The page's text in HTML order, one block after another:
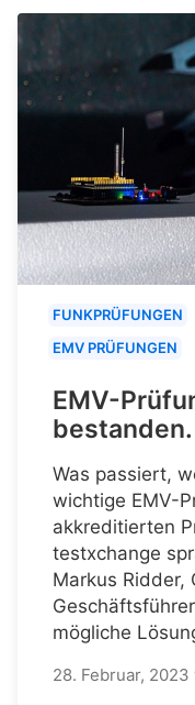
FUNKPRÜFUNGEN
EMV PRÜFUNGEN
EMV-
Was passiert,
wichtige EMV-
akkreditierten
testxchange
Markus Ridder,
mögliche
28. Februar, 2023